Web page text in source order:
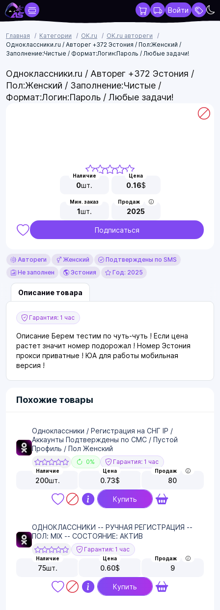
Войти
Главная Категории OK.ru
OK.ru автореги
Одноклассники.ru / Авторег +372 Эстония / Пол:Женский /
Заполнение:Чистые / Формат:Логин:Пароль / Любые задачи!
Одноклассники.ru / Авторег +372 Эстония /
Пол:Женский / Заполнение:Чистые /
Формат:Логин:Пароль / Любые задачи!
Наличие
0шт.
Цена
0.16$
Мин. заказ
1шт.
Продаж
2025
Подписаться
Автореги Женский
Подтверждены по SMS
Не заполнен
Эстония Год: 2025
Описание товара
Гарантия: 1 час
Описание Берем тестим по чуть-чуть ! Если цена
растет значит номер подорожал ! Номер Эстония
прокси приватные ! ЮА для работы мобильная
версия !
Похожие товары
Одноклассники / Регистрация на CНГ IP /
Аккаунты Подтверждены по СМС / Пустой
Профиль / Пол Женский
0% Гарантия: 1 час
Наличие
200шт.
Цена
0.73$
Продаж
80
Купить
ОДНОКЛАССНИКИ -- РУЧНАЯ РЕГИСТРАЦИЯ --
ПОЛ: MIX -- СОСТОЯНИЕ: АКТИВ
Гарантия: 1 час
Наличие
75шт.
Цена
0.60$
Продаж
9
Купить